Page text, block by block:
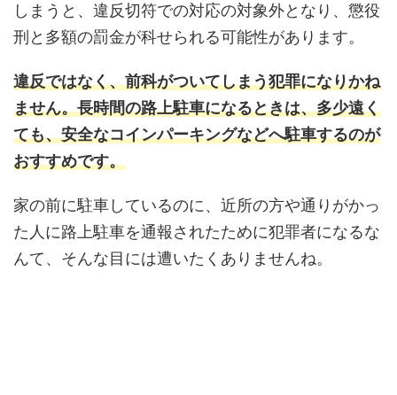
しまうと、違反切符での対応の対象外となり、懲役
刑と多額の罰金が科せられる可能性があります。
違反ではなく、前科がついてしまう犯罪になりかね
ません。長時間の路上駐車になるときは、多少遠く
ても、安全なコインパーキングなどへ駐車するのが
おすすめです。
家の前に駐車しているのに、近所の方や通りがかっ
た人に路上駐車を通報されたために犯罪者になるな
んて、そんな目には遭いたくありませんね。